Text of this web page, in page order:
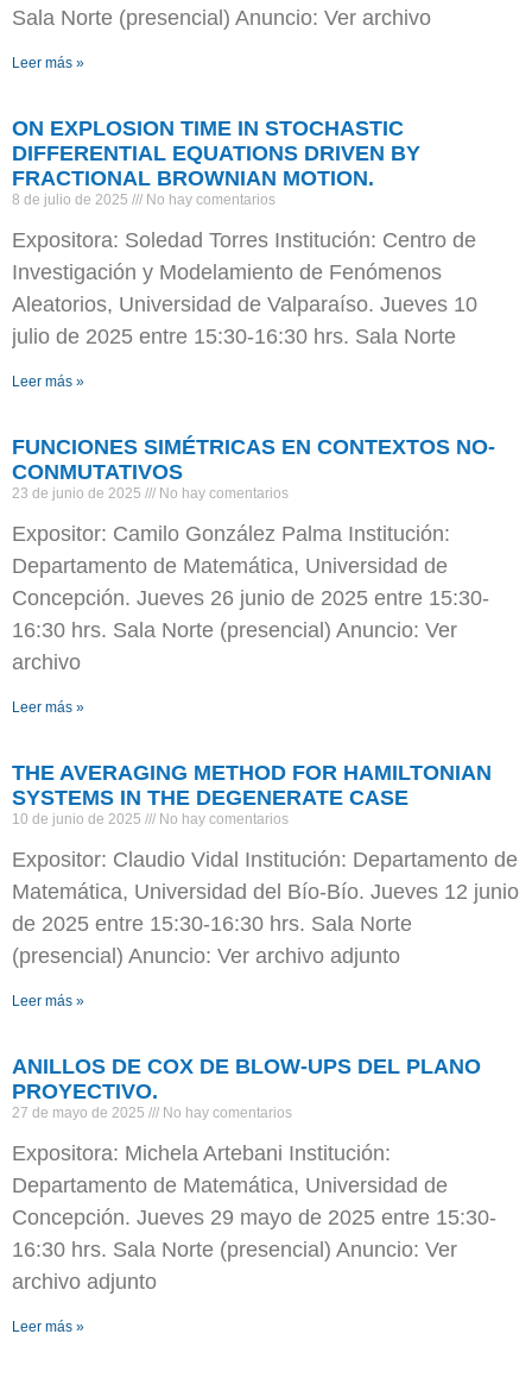
Sala Norte (presencial) Anuncio: Ver archivo
Leer más »
ON EXPLOSION TIME IN STOCHASTIC
DIFFERENTIAL EQUATIONS DRIVEN BY
FRACTIONAL BROWNIAN MOTION.
8 de julio de 2025 No hay comentarios
Expositora: Soledad Torres Institución: Centro de
Investigación y Modelamiento de Fenómenos
Aleatorios, Universidad de Valparaíso. Jueves 10
julio de 2025 entre 15:30-16:30 hrs. Sala Norte
Leer más »
FUNCIONES SIMÉTRICAS EN CONTEXTOS NO-
CONMUTATIVOS
23 de junio de 2025 No hay comentarios
Expositor: Camilo González Palma Institución:
Departamento de Matemática, Universidad de
Concepción. Jueves 26 junio de 2025 entre 15:30-
16:30 hrs. Sala Norte (presencial) Anuncio: Ver
archivo
Leer más »
THE AVERAGING METHOD FOR HAMILTONIAN
SYSTEMS IN THE DEGENERATE CASE
10 de junio de 2025 No hay comentarios
Expositor: Claudio Vidal Institución: Departamento de
Matemática, Universidad del Bío-Bío. Jueves 12 junio
de 2025 entre 15:30-16:30 hrs. Sala Norte
(presencial) Anuncio: Ver archivo adjunto
Leer más »
ANILLOS DE COX DE BLOW-UPS DEL PLANO
PROYECTIVO.
27 de mayo de 2025 No hay comentarios
Expositora: Michela Artebani Institución:
Departamento de Matemática, Universidad de
Concepción. Jueves 29 mayo de 2025 entre 15:30-
16:30 hrs. Sala Norte (presencial) Anuncio: Ver
archivo adjunto
Leer más »